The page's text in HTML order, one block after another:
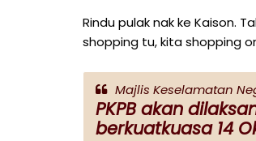
Rindu pulak nak ke Kaison.
shopping tu, kita shopping
Majlis Keselamatan
PKPB akan
berkuatkuasa 14